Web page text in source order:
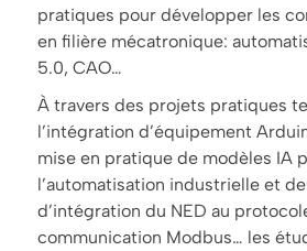
pratiques pour développer les
en filière mécatronique:
5.0, CAO…
À travers des projets pratiques
l’intégration d’équipement
mise en pratique de modèles IA
l’automatisation industrielle et
d’intégration du NED au
communication Modbus… les